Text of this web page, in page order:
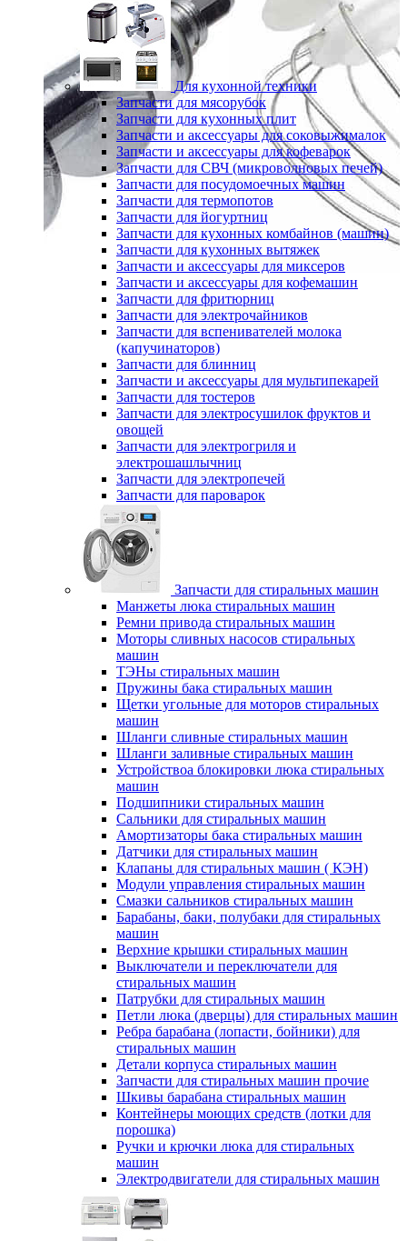
Для кухонной техники
Запчасти для мясорубок
Запчасти для кухонных плит
Запчасти и аксессуары для соковыжималок
Запчасти и аксессуары для кофеварок
Запчасти для СВЧ (микроволновых печей)
Запчасти для посудомоечных машин
Запчасти для термопотов
Запчасти для йогуртниц
Запчасти для кухонных комбайнов (машин)
Запчасти для кухонных вытяжек
Запчасти и аксессуары для миксеров
Запчасти и аксессуары для кофемашин
Запчасти для фритюрниц
Запчасти для электрочайников
Запчасти для вспенивателей молока
(капучинаторов)
Запчасти для блинниц
Запчасти и аксессуары для мультипекарей
Запчасти для тостеров
Запчасти для электросушилок фруктов и
овощей
Запчасти для электрогриля и
электрошашлычниц
Запчасти для электропечей
Запчасти для пароварок
Запчасти для стиральных машин
Манжеты люка стиральных машин
Ремни привода стиральных машин
Моторы сливных насосов стиральных
машин
ТЭНы стиральных машин
Пружины бака стиральных машин
Щетки угольные для моторов стиральных
машин
Шланги сливные стиральных машин
Шланги заливные стиральных машин
Устройствоа блокировки люка стиральных
машин
Подшипники стиральных машин
Сальники для стиральных машин
Амортизаторы бака стиральных машин
Датчики для стиральных машин
Клапаны для стиральных машин ( КЭН)
Модули управления стиральных машин
Смазки сальников стиральных машин
Барабаны, баки, полубаки для стиральных
машин
Верхние крышки стиральных машин
Выключатели и переключатели для
стиральных машин
Патрубки для стиральных машин
Петли люка (дверцы) для стиральных машин
Ребра барабана (лопасти, бойники) для
стиральных машин
Детали корпуса стиральных машин
Запчасти для стиральных машин прочие
Шкивы барабана стиральных машин
Контейнеры моющих средств (лотки для
порошка)
Ручки и крючки люка для стиральных
машин
Электродвигатели для стиральных машин